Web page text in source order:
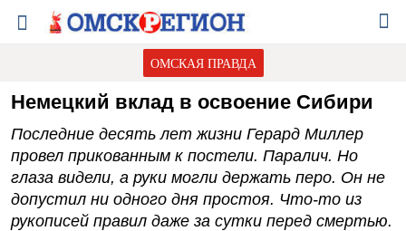
ОМСКАЯ ПРАВДА
Немецкий вклад в освоение Сибири
Последние десять лет жизни Герард Миллер
провел прикованным к постели. Паралич. Но
глаза видели, а руки могли держать перо. Он не
допустил ни одного дня простоя. Что-то из
рукописей правил даже за сутки перед смертью.